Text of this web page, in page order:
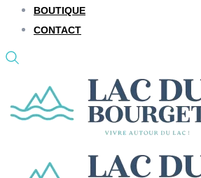
BOUTIQUE
CONTACT